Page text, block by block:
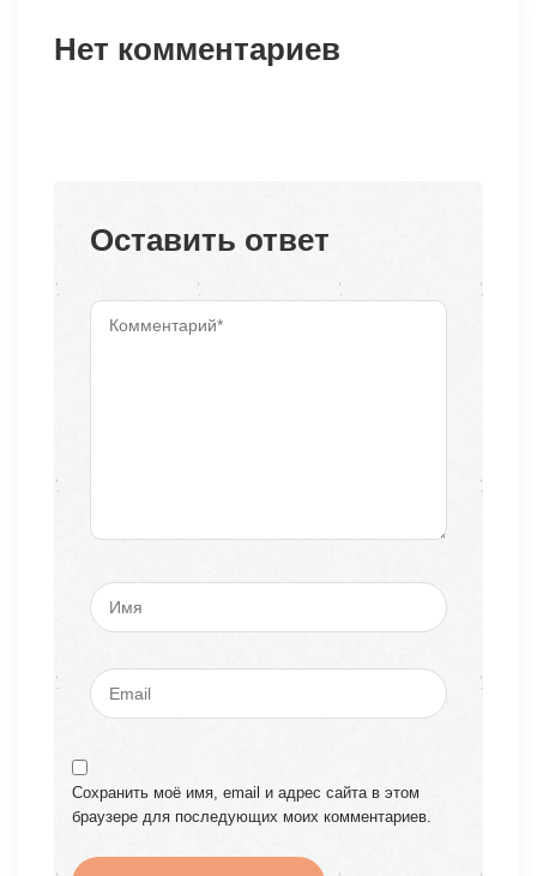
Нет комментариев
Оставить ответ
Сохранить моё имя, email и адрес сайта в этом
браузере для последующих моих комментариев.